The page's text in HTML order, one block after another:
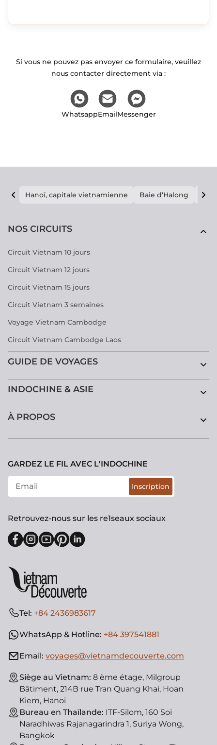
Si vous ne pouvez pas envoyer ce formulaire, veuillez
nous contacter directement via :
WhatsappEmailMessenger
Hanoï, capitale vietnamienne Baie d’Halong E
NOS CIRCUITS
Circuit Vietnam 10 jours
Circuit Vietnam 12 jours
Circuit Vietnam 15 jours
Circuit Vietnam 3 semaines
Voyage Vietnam Cambodge
Circuit Vietnam Cambodge Laos
GUIDE DE VOYAGES
INDOCHINE & ASIE
À PROPOS
Tel: +84 2436983617
WhatsApp & Hotline: +84 397541881
Email: voyages@vietnamdecouverte.com
Siège au Vietnam: 8 ème étage, Milgroup
Bâtiment, 214B rue Tran Quang Khai, Hoan
Kiem, Hanoi
Bureau en Thaïlande: ITF-Silom, 160 Soi
Naradhiwas Rajanagarindra 1, Suriya Wong,
Bangkok
GARDEZ LE FIL AVEC L'INDOCHINE
Inscription
Retrouvez-nous sur les re1seaux sociaux